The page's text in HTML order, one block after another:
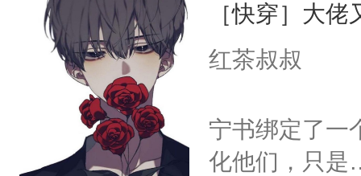
［快穿］大
红茶叔叔
宁书绑定了一
化他们，只是